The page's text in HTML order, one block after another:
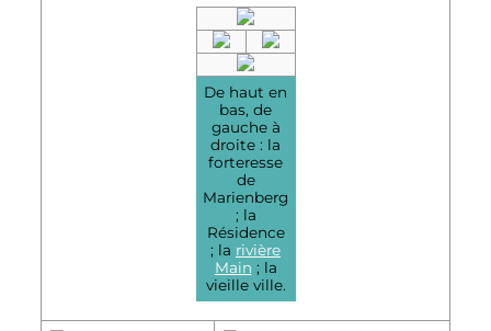
De haut en
bas, de
gauche à
droite : la
forteresse
de
Marienberg
; la
Résidence
; la rivière
Main ; la
vieille ville.